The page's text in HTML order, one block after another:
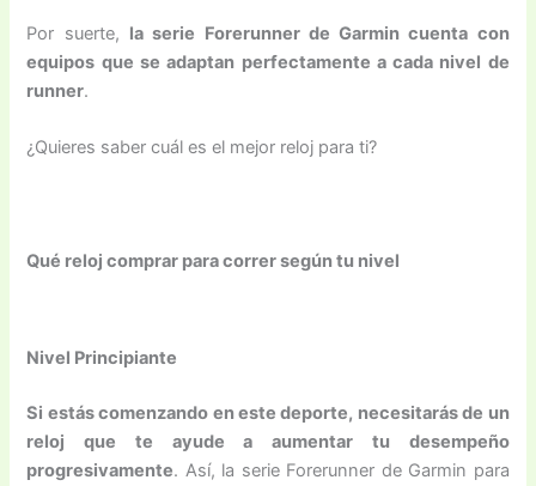
Por suerte, la serie Forerunner de Garmin cuenta con
equipos que se adaptan perfectamente a cada nivel de
runner.
¿Quieres saber cuál es el mejor reloj para ti?
Qué reloj comprar para correr según tu nivel
Nivel Principiante
Si estás comenzando en este deporte, necesitarás de un
reloj que te ayude a aumentar tu desempeño
progresivamente. Así, la serie Forerunner de Garmin para